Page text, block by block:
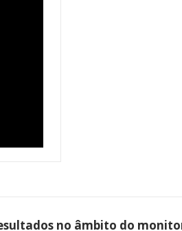
no âmbito do